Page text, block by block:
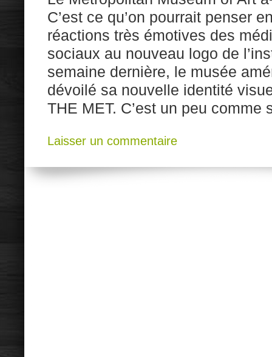
C’est ce qu’on pourrait penser
réactions très émotives des
sociaux au nouveau logo de
semaine dernière, le musée
dévoilé sa nouvelle identité
THE MET. C’est un peu
Laisser un commentaire